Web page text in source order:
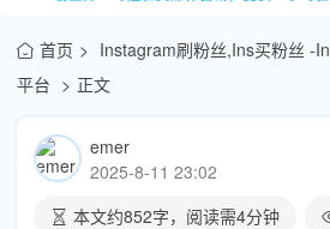
首页
Instagram刷粉丝,Ins买粉丝 -
平台
正文
emer
2025-8-11 23:02
本文约852字，阅读需4分钟